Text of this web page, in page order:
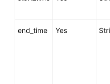
Service
end_time Yes